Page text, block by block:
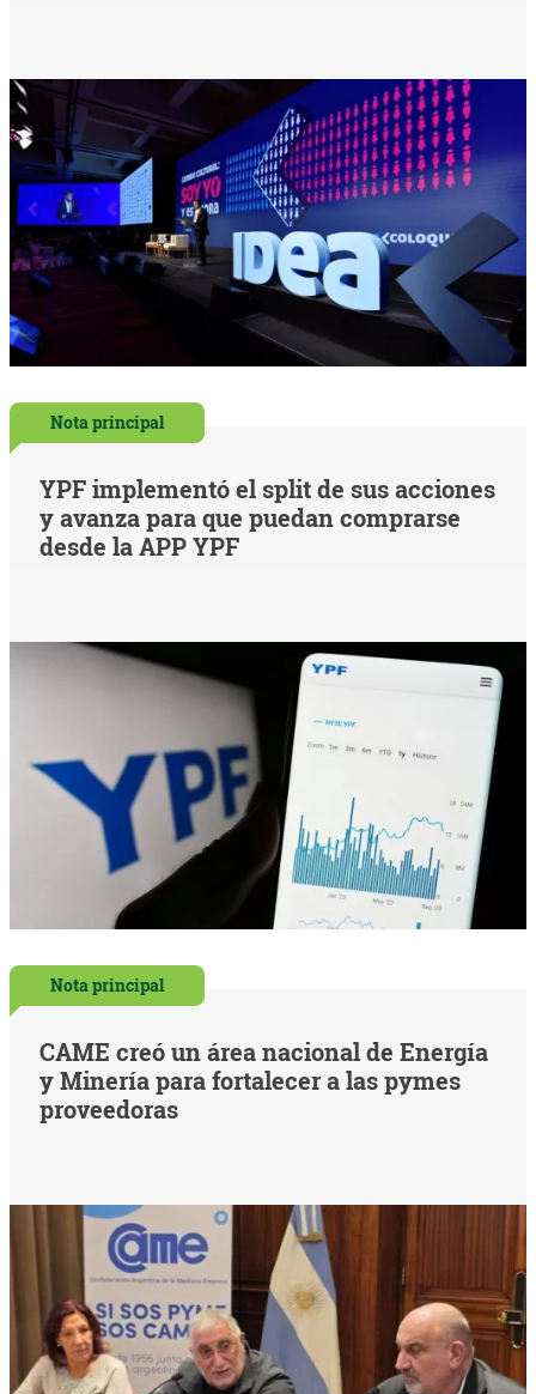
Nota principal
YPF implementó el split de sus acciones
y avanza para que puedan comprarse
desde la APP YPF
Nota principal
CAME creó un área nacional de Energía
y Minería para fortalecer a las pymes
proveedoras